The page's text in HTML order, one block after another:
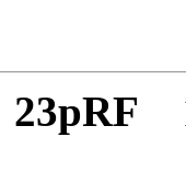
23pRF